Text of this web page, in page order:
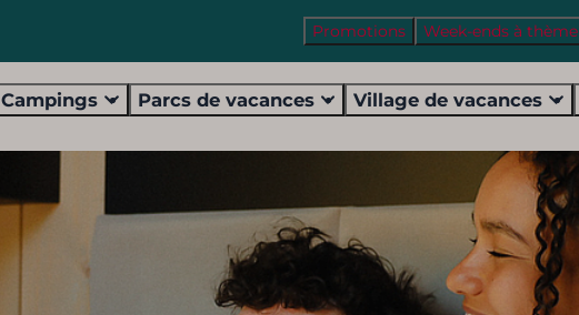
Promotions Week-ends à thème
Campings Parcs de vacances Village de vacances